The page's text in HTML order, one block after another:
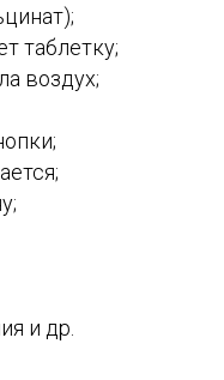
таблетку;
воздух;
и др.